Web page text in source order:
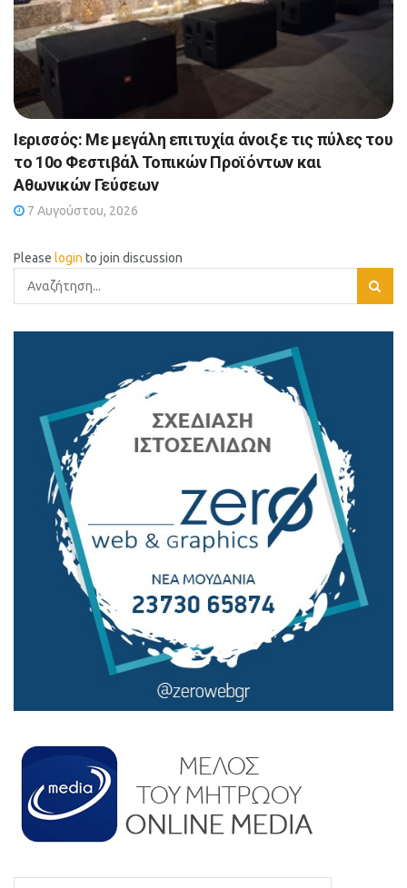
Ιερισσός: Με μεγάλη επιτυχία άνοιξε τις πύλες του
το 10ο Φεστιβάλ Τοπικών Προϊόντων και
Αθωνικών Γεύσεων
7 Αυγούστου, 2026
Please login to join discussion